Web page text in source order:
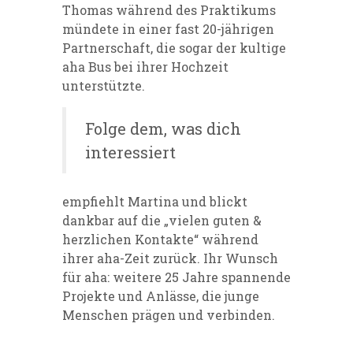
Thomas während des Praktikums
mündete in einer fast 20-jährigen
Partnerschaft, die sogar der kultige
aha Bus bei ihrer Hochzeit
unterstützte.
Folge dem, was dich
interessiert
empfiehlt Martina und blickt
dankbar auf die „vielen guten &
herzlichen Kontakte“ während
ihrer aha-Zeit zurück. Ihr Wunsch
für aha: weitere 25 Jahre spannende
Projekte und Anlässe, die junge
Menschen prägen und verbinden.